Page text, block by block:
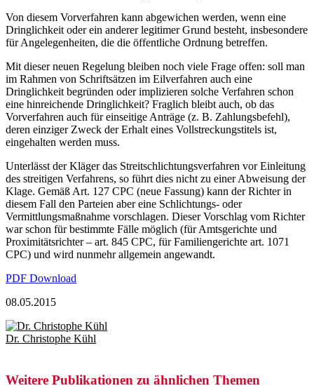
Von diesem Vorverfahren kann abgewichen werden, wenn eine
Dringlichkeit oder ein anderer legitimer Grund besteht, insbesondere
für Angelegenheiten, die die öffentliche Ordnung betreffen.
Mit dieser neuen Regelung bleiben noch viele Frage offen: soll man
im Rahmen von Schriftsätzen im Eilverfahren auch eine
Dringlichkeit begründen oder implizieren solche Verfahren schon
eine hinreichende Dringlichkeit? Fraglich bleibt auch, ob das
Vorverfahren auch für einseitige Anträge (z. B. Zahlungsbefehl),
deren einziger Zweck der Erhalt eines Vollstreckungstitels ist,
eingehalten werden muss.
Unterlässt der Kläger das Streitschlichtungsverfahren vor Einleitung
des streitigen Verfahrens, so führt dies nicht zu einer Abweisung der
Klage. Gemäß Art. 127 CPC (neue Fassung) kann der Richter in
diesem Fall den Parteien aber eine Schlichtungs- oder
Vermittlungsmaßnahme vorschlagen. Dieser Vorschlag vom Richter
war schon für bestimmte Fälle möglich (für Amtsgerichte und
Proximitätsrichter – art. 845 CPC, für Familiengerichte art. 1071
CPC) und wird nunmehr allgemein angewandt.
PDF Download
08.05.2015
Dr. Christophe Kühl
Weitere Publikationen zu ähnlichen Themen